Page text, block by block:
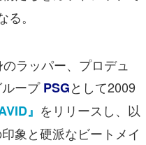
。
ラッパー、プロデュ
ープPSGとして2009
』 をリリースし、以
象と硬派なビートメイ